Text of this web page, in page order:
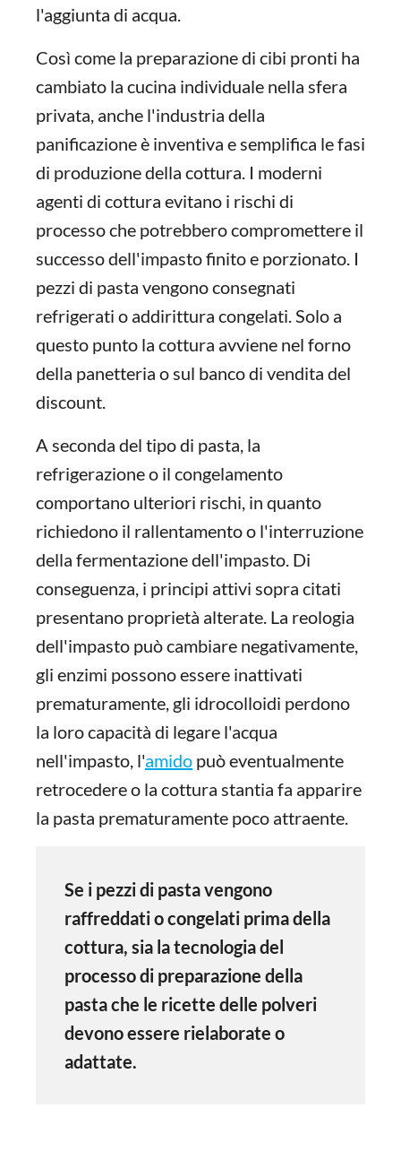
l'aggiunta di acqua.
Così come la preparazione di cibi pronti ha
cambiato la cucina individuale nella sfera
privata, anche l'industria della
panificazione è inventiva e semplifica le fasi
di produzione della cottura. I moderni
agenti di cottura evitano i rischi di
processo che potrebbero compromettere il
successo dell'impasto finito e porzionato. I
pezzi di pasta vengono consegnati
refrigerati o addirittura congelati. Solo a
questo punto la cottura avviene nel forno
della panetteria o sul banco di vendita del
discount.
A seconda del tipo di pasta, la
refrigerazione o il congelamento
comportano ulteriori rischi, in quanto
richiedono il rallentamento o l'interruzione
della fermentazione dell'impasto. Di
conseguenza, i principi attivi sopra citati
presentano proprietà alterate. La reologia
dell'impasto può cambiare negativamente,
gli enzimi possono essere inattivati
prematuramente, gli idrocolloidi perdono
la loro capacità di legare l'acqua
nell'impasto, l'amido può eventualmente
retrocedere o la cottura stantia fa apparire
la pasta prematuramente poco attraente.
Se i pezzi di pasta vengono
raffreddati o congelati prima della
cottura, sia la tecnologia del
processo di preparazione della
pasta che le ricette delle polveri
devono essere rielaborate o
adattate.